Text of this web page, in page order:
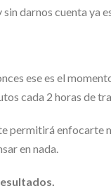
darnos cuenta ya
ese es el
cada 2 horas de
permitirá
en nada.